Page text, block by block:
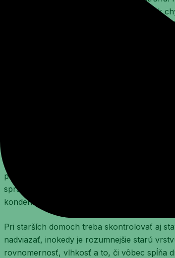
okolností. Ak je skladba zle navrhnutá, ak
problém nevyrieši ani kvalitný materiál.
Najviac chýb vzniká ešte pred samotnou
prípade sa rieši na tom istom mieste. Záleží
správania jednotlivých vrstiev. Tu sa
kondenzáciu vlhkosti a znehodnotenie
Pri starších domoch treba skontrolovať aj
nadviazať, inokedy je rozumnejšie starú
rovnomernosť, vlhkosť a to, či vôbec spĺňa